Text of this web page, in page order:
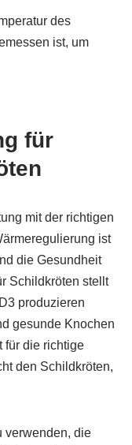
des
ist, um
für
mit der richtigen
ist
die Gesundheit
Schildkröten stellt
produzieren
gesunde Knochen
für die richtige
den Schildkröten,
verwenden, die